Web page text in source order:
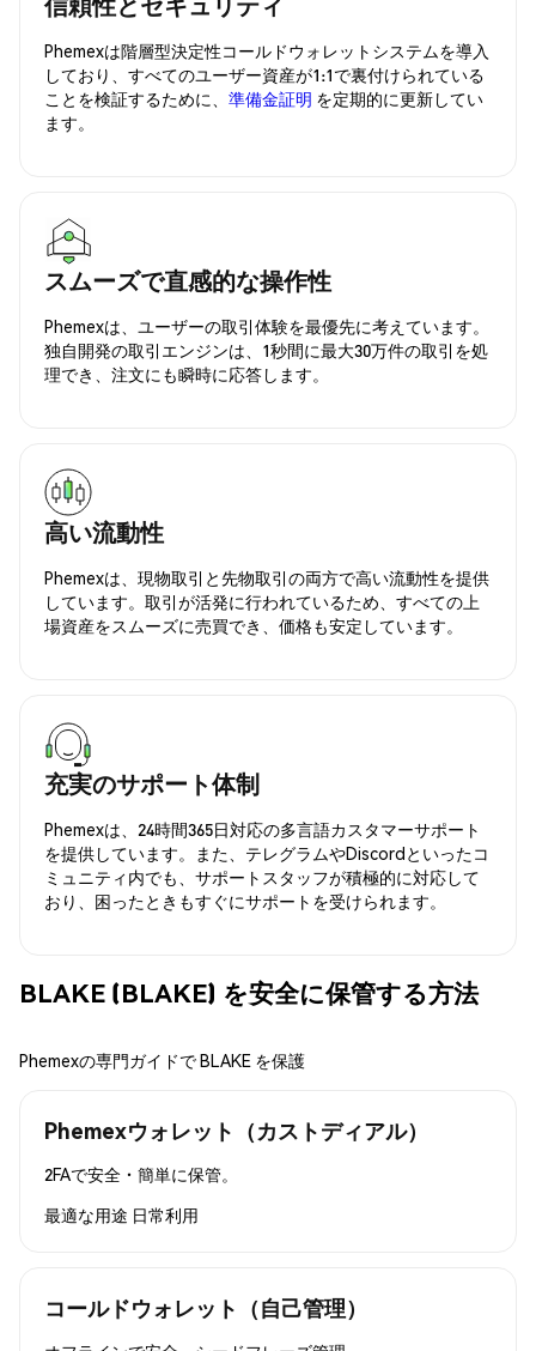
Phemexは階層型決定性コールドウォレットシステムを導入
しており、すべてのユーザー資産が1:1で裏付けられている
ことを検証するために、 準備金証明 を定期的に更新してい
ます。
スムーズで直感的な操作性
Phemexは、ユーザーの取引体験を最優先に考えています。
独自開発の取引エンジンは、1秒間に最大30万件の取引を処
理でき、注文にも瞬時に応答します。
高い流動性
Phemexは、現物取引と先物取引の両方で高い流動性を提供
しています。取引が活発に行われているため、すべての上
場資産をスムーズに売買でき、価格も安定しています。
充実のサポート体制
Phemexは、24時間365日対応の多言語カスタマーサポート
を提供しています。また、テレグラムやDiscordといったコ
ミュニティ内でも、サポートスタッフが積極的に対応して
おり、困ったときもすぐにサポートを受けられます。
BLAKE (BLAKE) を安全に保管する方法
Phemexの専門ガイドで BLAKE を保護
Phemexウォレット（カストディアル）
2FAで安全・簡単に保管。
最適な用途 日常利用
コールドウォレット（自己管理）